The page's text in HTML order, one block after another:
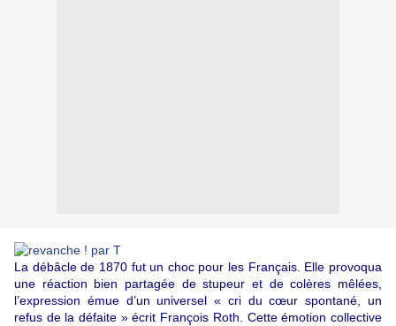
La débâcle de 1870 fut un choc pour les Français. Elle provoqua
une réaction bien partagée de stupeur et de colères mêlées,
l’expression émue d’un universel « cri du cœur spontané, un
refus de la défaite » écrit François Roth. Cette émotion collective